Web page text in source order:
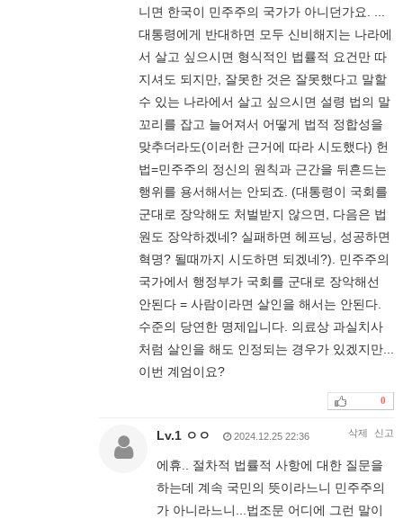
니면 한국이 민주주의 국가가 아니던가요. ...
대통령에게 반대하면 모두 신비해지는 나라에
서 살고 싶으시면 형식적인 법률적 요건만 따
지셔도 되지만, 잘못한 것은 잘못했다고 말할
수 있는 나라에서 살고 싶으시면 설령 법의 말
꼬리를 잡고 늘어져서 어떻게 법적 정합성을
맞추더라도(이러한 근거에 따라 시도했다) 헌
법=민주주의 정신의 원칙과 근간을 뒤흔드는
행위를 용서해서는 안되죠. (대통령이 국회를
군대로 장악해도 처벌받지 않으면, 다음은 법
원도 장악하겠네? 실패하면 헤프닝, 성공하면
혁명? 될때까지 시도하면 되겠네?). 민주주의
국가에서 행정부가 국회를 군대로 장악해선
안된다 = 사람이라면 살인을 해서는 안된다.
수준의 당연한 명제입니다. 의료상 과실치사
처럼 살인을 해도 인정되는 경우가 있겠지만...
이번 계엄이요?
0
Lv.1 ㅇㅇ 2024.12.25 22:36 삭제 신고
에휴.. 절차적 법률적 사항에 대한 질문을
하는데 계속 국민의 뜻이라느니 민주주의
가 아니라느니...법조문 어디에 그런 말이